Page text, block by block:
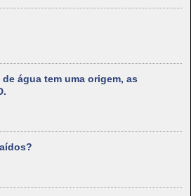
água tem uma origem, as